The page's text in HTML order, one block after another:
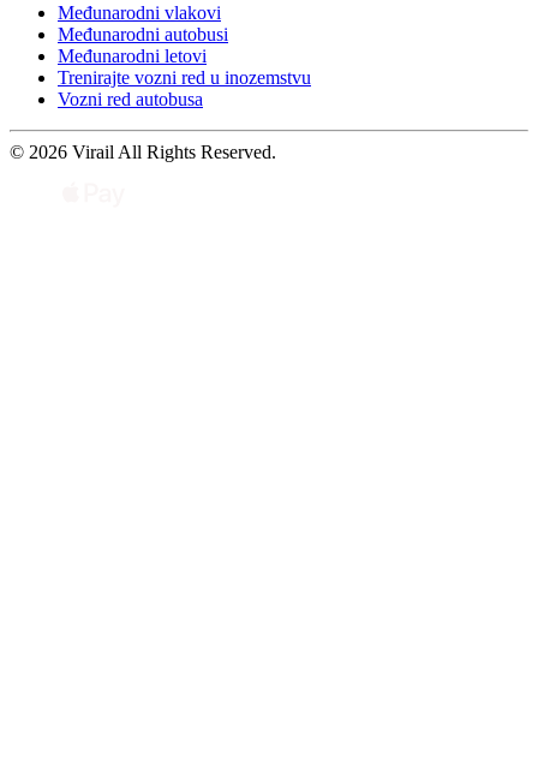
Međunarodni vlakovi
Međunarodni autobusi
Međunarodni letovi
Trenirajte vozni red u inozemstvu
Vozni red autobusa
© 2026 Virail All Rights Reserved.